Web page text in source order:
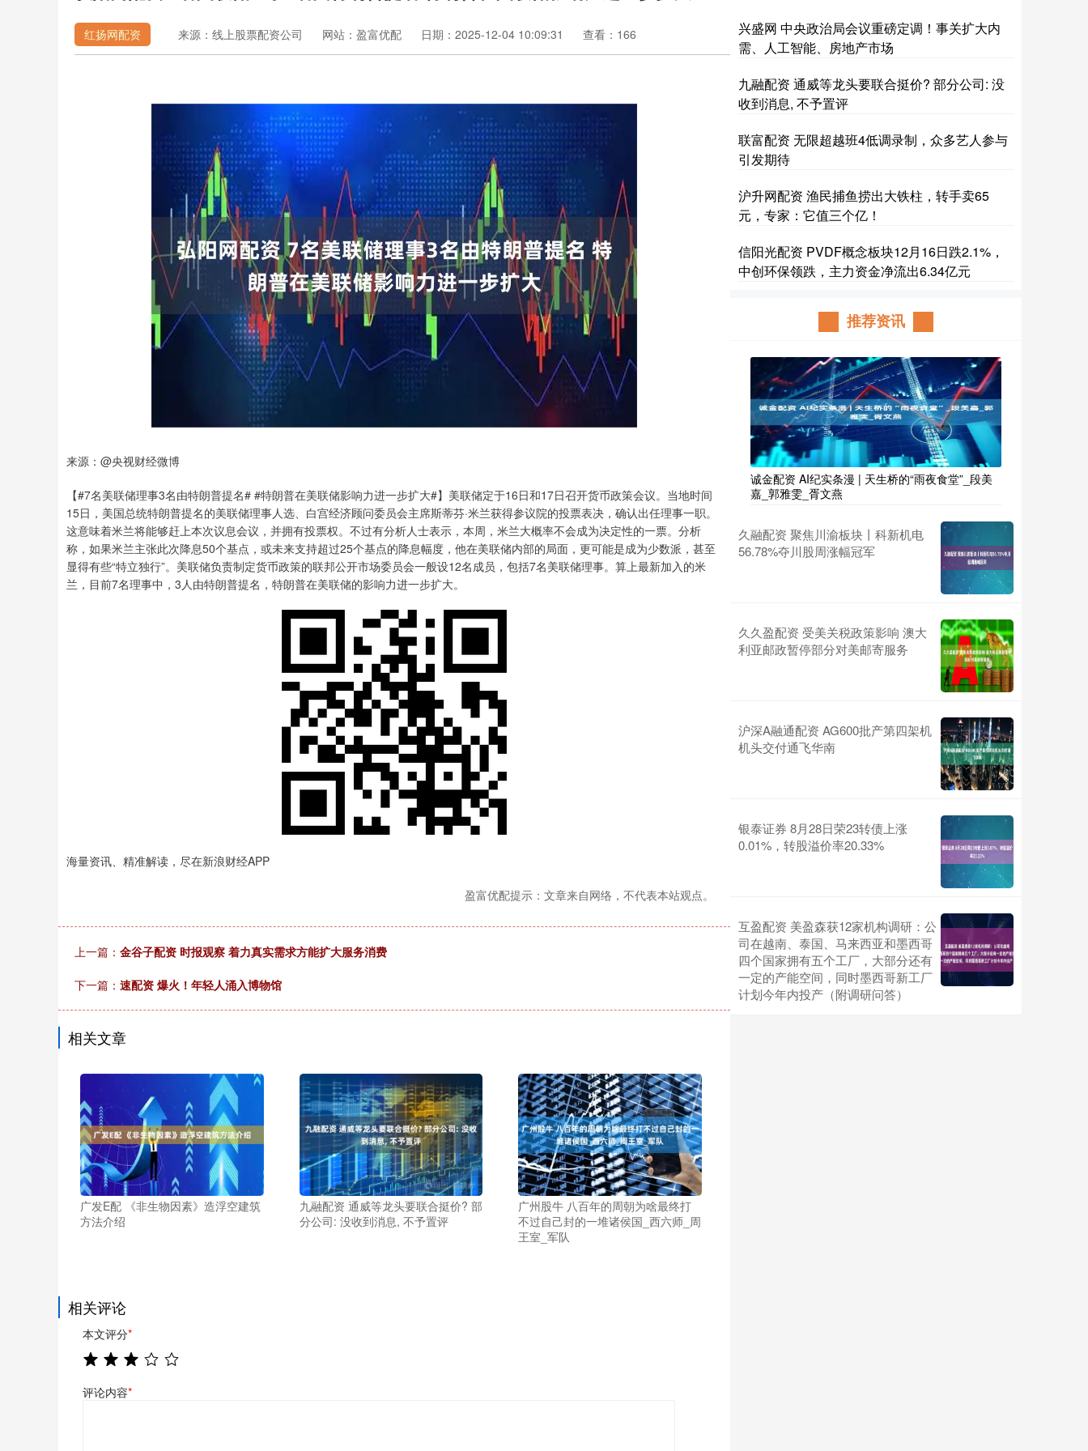
红扬网配资 来源：线上股票配资公司 网站：盈富优配 日期：2025-12-04 10:09:31 查看：166
来源：@央视财经微博
【#7名美联储理事3名由特朗普提名# #特朗普在美联储影响力进一步扩大#】美联储定于16日和17日召开货币政策会议。当地时间
15日，美国总统特朗普提名的美联储理事人选、白宫经济顾问委员会主席斯蒂芬·米兰获得参议院的投票表决，确认出任理事一职。
这意味着米兰将能够赶上本次议息会议，并拥有投票权。不过有分析人士表示，本周，米兰大概率不会成为决定性的一票。分析
称，如果米兰主张此次降息50个基点，或未来支持超过25个基点的降息幅度，他在美联储内部的局面，更可能是成为少数派，甚至
显得有些“特立独行”。美联储负责制定货币政策的联邦公开市场委员会一般设12名成员，包括7名美联储理事。算上最新加入的米
兰，目前7名理事中，3人由特朗普提名，特朗普在美联储的影响力进一步扩大。
海量资讯、精准解读，尽在新浪财经APP
盈富优配提示：文章来自网络，不代表本站观点。
上一篇： 金谷子配资 时报观察 着力真实需求方能扩大服务消费
下一篇： 速配资 爆火！年轻人涌入博物馆
相关文章
广发E配 《非生物因素》造浮空建筑
方法介绍
九融配资 通威等龙头要联合挺价? 部
分公司: 没收到消息, 不予置评
广州股牛 八百年的周朝为啥最终打
不过自己封的一堆诸侯国_西六师_周
王室_军队
相关评论
本文评分*
评论内容*
兴盛网 中央政治局会议重磅定调！事关扩大内
需、人工智能、房地产市场
九融配资 通威等龙头要联合挺价? 部分公司: 没
收到消息, 不予置评
联富配资 无限超越班4低调录制，众多艺人参与
引发期待
沪升网配资 渔民捕鱼捞出大铁柱，转手卖65
元，专家：它值三个亿！
信阳光配资 PVDF概念板块12月16日跌2.1%，
中创环保领跌，主力资金净流出6.34亿元
推荐资讯
诚金配资 AI纪实条漫 | 天生桥的“雨夜食堂”_段美
嘉_郭雅雯_胥文燕
久融配资 聚焦川渝板块丨科新机电
56.78%夺川股周涨幅冠军
久久盈配资 受美关税政策影响 澳大
利亚邮政暂停部分对美邮寄服务
沪深A融通配资 AG600批产第四架机
机头交付通飞华南
银泰证券 8月28日荣23转债上涨
0.01%，转股溢价率20.33%
互盈配资 美盈森获12家机构调研：公
司在越南、泰国、马来西亚和墨西哥
四个国家拥有五个工厂，大部分还有
一定的产能空间，同时墨西哥新工厂
计划今年内投产（附调研问答）